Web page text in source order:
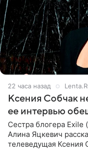
22 часа назад
Ксения Собчак
ее интервью
Сестра блогера
Алина Яцкевич
телеведущая Ксения